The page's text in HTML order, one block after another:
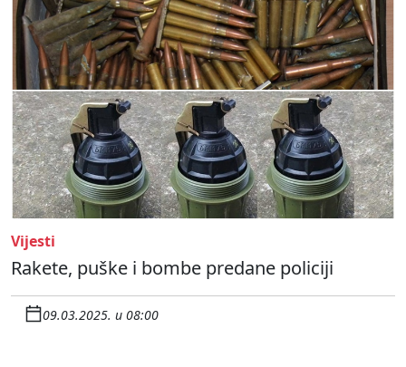
Vijesti
Rakete, puške i bombe predane policiji
09.03.2025. u 08:00